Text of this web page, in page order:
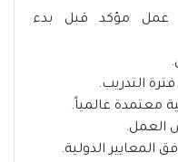
مؤكد قبل بدء
التدريب.
معتمدة عالمياً.
العمل.
الدولية.